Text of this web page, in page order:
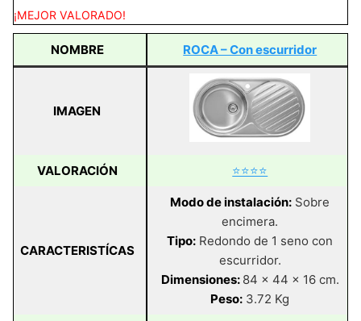
¡MEJOR VALORADO!
NOMBRE ROCA – Con escurridor
IMAGEN
VALORACIÓN ⭐⭐⭐⭐
CARACTERISTÍCAS
Modo de instalación: Sobre
encimera.
Tipo: Redondo de 1 seno con
escurridor.
Dimensiones: 84 x 44 x 16 cm.
Peso: 3.72 Kg